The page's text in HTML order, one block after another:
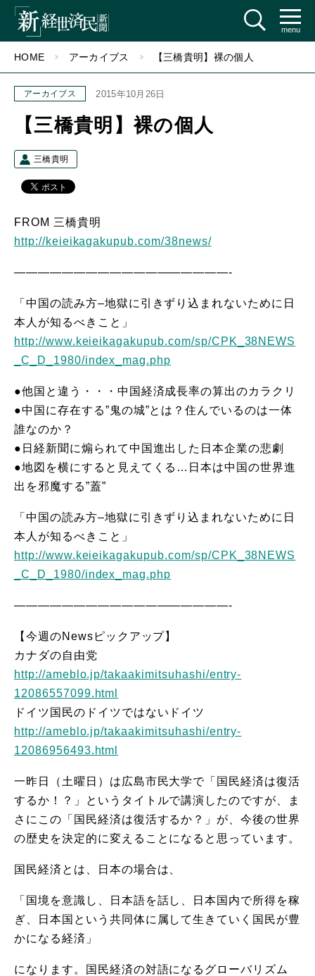
menu
HOME アーカイブス 【三橋貴明】裸の個人
アーカイブス 2015年10月26日
【三橋貴明】裸の個人
三橋貴明
FROM 三橋貴明
http://keieikagakupub.com/38news/
——————————————————-
「中国の読み方–地獄に引きずり込まれないために日
本人が知るべきこと」
http://www.keieikagakupub.com/sp/CPK_38NEWS
_C_D_1980/index_mag.php
●他国と違う・・・中国経済成長率の算出のカラクリ
●中国に存在する”鬼の城”とは？住んでいるのは一体
誰なのか？
●日経新聞に煽られて中国進出した日本企業の悲劇
●地図を横にすると見えてくる…日本は中国の世界進
出を邪魔する”蓋”
「中国の読み方–地獄に引きずり込まれないために日
本人が知るべきこと」
http://www.keieikagakupub.com/sp/CPK_38NEWS
_C_D_1980/index_mag.php
——————————————————-
【今週のNewsピックアップ】
カナダの自由党
http://ameblo.jp/takaakimitsuhashi/entry-
12086557099.html
ドイツ国民のドイツではないドイツ
http://ameblo.jp/takaakimitsuhashi/entry-
12086956493.html
一昨日（土曜日）は広島市民大学で「国民経済は復活
するか！？」というタイトルで講演したのですが、ま
さにこの「国民経済は復活するか？」が、今後の世界
の歴史を決定的に変えることになると思っています。
国民経済とは、日本の場合は、
「国境を意識し、日本語を話し、日本国内で所得を稼
ぎ、日本国という共同体に属して生きていく国民が豊
かになる経済」
になります。国民経済の対語になるグローバリズム